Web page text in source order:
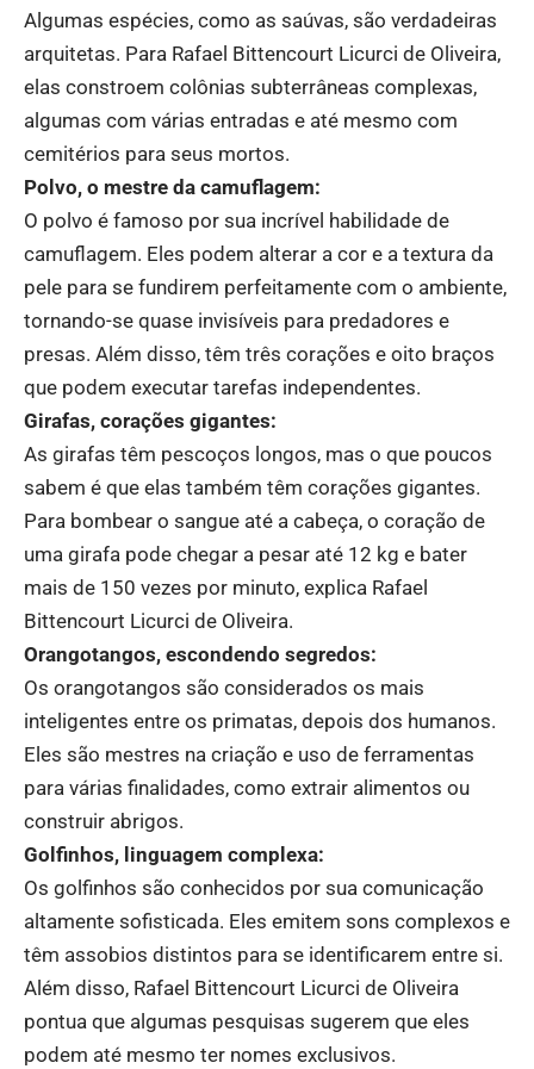
Algumas espécies, como as saúvas, são verdadeiras
arquitetas. Para Rafael Bittencourt Licurci de Oliveira,
elas constroem colônias subterrâneas complexas,
algumas com várias entradas e até mesmo com
cemitérios para seus mortos.
Polvo, o mestre da camuflagem:
O polvo é famoso por sua incrível habilidade de
camuflagem. Eles podem alterar a cor e a textura da
pele para se fundirem perfeitamente com o ambiente,
tornando-se quase invisíveis para predadores e
presas. Além disso, têm três corações e oito braços
que podem executar tarefas independentes.
Girafas, corações gigantes:
As girafas têm pescoços longos, mas o que poucos
sabem é que elas também têm corações gigantes.
Para bombear o sangue até a cabeça, o coração de
uma girafa pode chegar a pesar até 12 kg e bater
mais de 150 vezes por minuto, explica Rafael
Bittencourt Licurci de Oliveira.
Orangotangos, escondendo segredos:
Os orangotangos são considerados os mais
inteligentes entre os primatas, depois dos humanos.
Eles são mestres na criação e uso de ferramentas
para várias finalidades, como extrair alimentos ou
construir abrigos.
Golfinhos, linguagem complexa:
Os golfinhos são conhecidos por sua comunicação
altamente sofisticada. Eles emitem sons complexos e
têm assobios distintos para se identificarem entre si.
Além disso, Rafael Bittencourt Licurci de Oliveira
pontua que algumas pesquisas sugerem que eles
podem até mesmo ter nomes exclusivos.